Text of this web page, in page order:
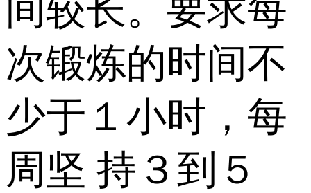
间较长。要求每
次锻炼的时间不
少于１小时，每
周坚 持３到５